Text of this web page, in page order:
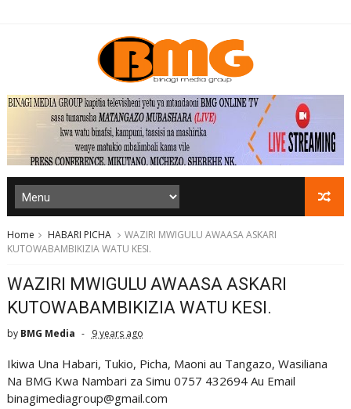
Home HABARI PICHA
WAZIRI MWIGULU AWAASA ASKARI
KUTOWABAMBIKIZIA WATU KESI.
WAZIRI MWIGULU AWAASA ASKARI
KUTOWABAMBIKIZIA WATU KESI.
by BMG Media 9 years ago
Ikiwa Una Habari, Tukio, Picha, Maoni au Tangazo, Wasiliana
Na BMG Kwa Nambari za Simu 0757 432694 Au Email
binagimediagroup@gmail.com